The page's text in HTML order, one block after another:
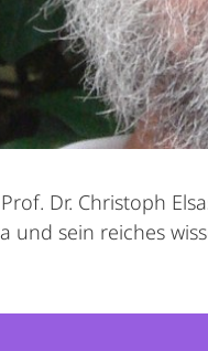
Dr. Christoph
und sein reiches